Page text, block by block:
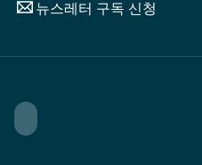
뉴스레터 구독 신청